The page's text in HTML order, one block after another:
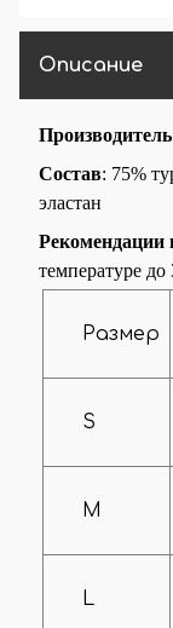
Описание
Производитель
Состав: 75%
эластан
Рекомендации
температуре до
Размер
S
M
L